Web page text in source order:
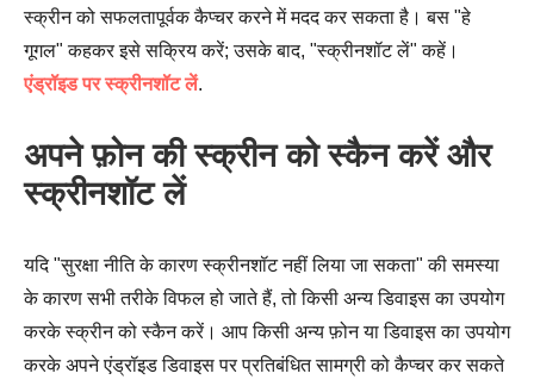
स्क्रीन को सफलतापूर्वक कैप्चर करने में मदद कर सकता है। बस "हे
गूगल" कहकर इसे सक्रिय करें; उसके बाद, "स्क्रीनशॉट लें" कहें।
एंड्रॉइड पर स्क्रीनशॉट लें.
अपने फ़ोन की स्क्रीन को स्कैन करें और
स्क्रीनशॉट लें
यदि "सुरक्षा नीति के कारण स्क्रीनशॉट नहीं लिया जा सकता" की समस्या
के कारण सभी तरीके विफल हो जाते हैं, तो किसी अन्य डिवाइस का उपयोग
करके स्क्रीन को स्कैन करें। आप किसी अन्य फ़ोन या डिवाइस का उपयोग
करके अपने एंड्रॉइड डिवाइस पर प्रतिबंधित सामग्री को कैप्चर कर सकते